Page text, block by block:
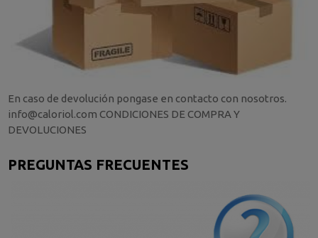
En caso de devolución pongase en contacto con nosotros.
info@caloriol.com CONDICIONES DE COMPRA Y
DEVOLUCIONES
PREGUNTAS FRECUENTES